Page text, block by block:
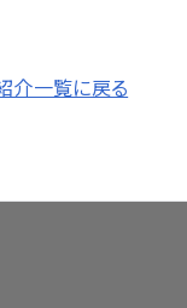
介一覧に戻る